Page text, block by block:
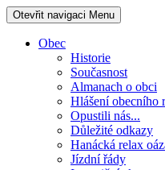
Otevřit navigaci Menu
Obec
Historie
Současnost
Almanach o obci
Hlášení obecního
Opustili nás...
Důležité odkazy
Hanácká relax
Jízdní řády